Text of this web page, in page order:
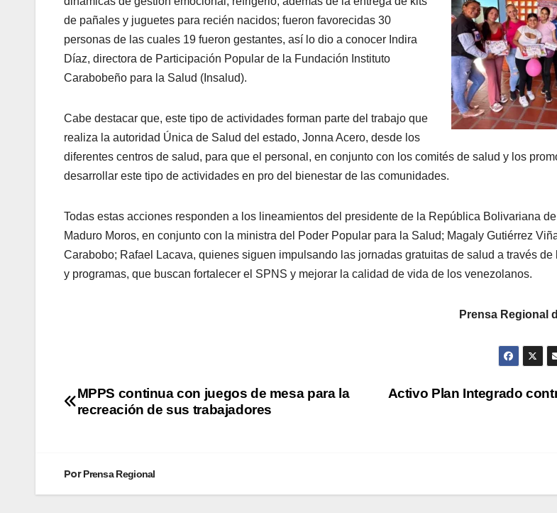
de pañales y juguetes para recién nacidos; fueron favorecidas 30
personas de las cuales 19 fueron gestantes, así lo dio a conocer Indira
Díaz, directora de Participación Popular de la Fundación Instituto
Carabobeño para la Salud (Insalud).
Cabe destacar que, este tipo de actividades forman parte del trabajo que
realiza la autoridad Única de Salud del estado, Jonna Acero, desde los
diferentes centros de salud, para que el personal, en conjunto con los comités de salud y los
desarrollar este tipo de actividades en pro del bienestar de las comunidades.
Todas estas acciones responden a los lineamientos del presidente de la República Bolivariana
Maduro Moros, en conjunto con la ministra del Poder Popular para la Salud; Magaly Gutiérrez
Carabobo; Rafael Lacava, quienes siguen impulsando las jornadas gratuitas de salud a través
y programas, que buscan fortalecer el SPNS y mejorar la calidad de vida de los venezolanos.
Prensa Regional
Activo Plan Integrado
MPPS continua con juegos de mesa para la
recreación de sus trabajadores
PorPrensa Regional